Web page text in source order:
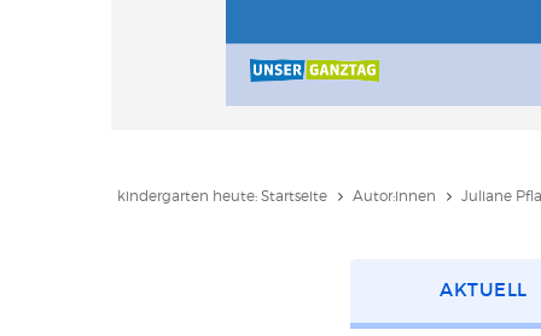
kindergarten heute: Startseite Autor:innen Juliane
AKTUELL